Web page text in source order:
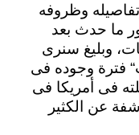
وظروفه
ما حدث بعد
وبليغ سنرى
“ فترة وجوده فى
فى أمريكا فى
عن الكثير